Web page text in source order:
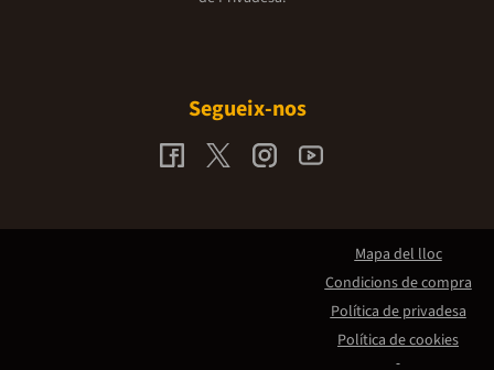
Segueix-nos
Mapa del lloc
Condicions de compra
Política de privadesa
Política de cookies